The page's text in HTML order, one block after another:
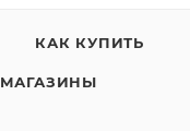
КАК КУПИТЬ
МАГАЗИНЫ